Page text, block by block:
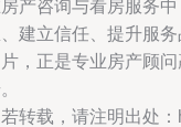
产咨询与看房服务
建立信任、提升服
，正是专业房产顾
转载，请注明出处